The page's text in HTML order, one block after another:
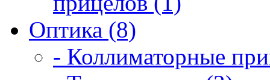
Оптика (8)
- Коллиматорные